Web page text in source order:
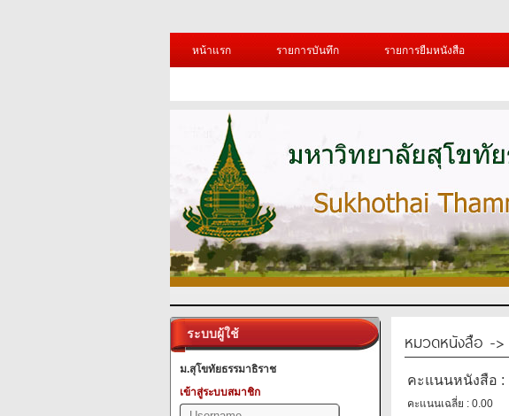
หน้าแรก
รายการบันทึก รายการยืมหนังสือ
ระบบผู้ใช้
ม.สุโขทัยธรรมาธิราช
เข้าสู่ระบบสมาชิก
หมวดหนังสือ ->
คะแนนหนังสือ :
คะแนนเฉลี่ย : 0.00